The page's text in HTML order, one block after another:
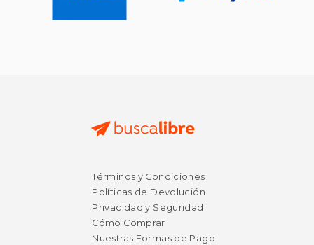
Términos y Condiciones
Políticas de Devolución
Privacidad y Seguridad
Cómo Comprar
Nuestras Formas de Pago